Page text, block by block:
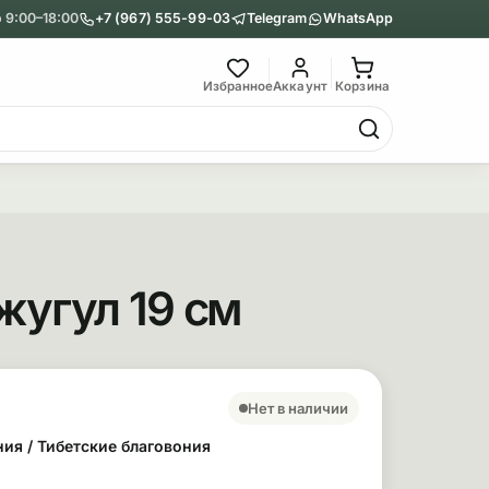
+7 (967) 555-99-03 Telegram WhatsApp
ИзбранноеАккаунт Корзина
Главное меню
Гриндеры
Металлические
19 см
сведения
Нет в наличии
/ Тибетские благовония